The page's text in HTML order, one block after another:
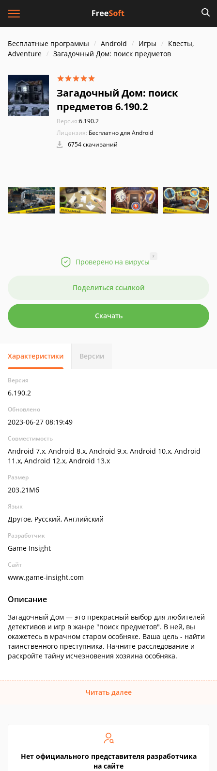
Бесплатные программы Android Игры
Квесты,
Adventure
Загадочный Дом: поиск предметов
Загадочный Дом: поиск
предметов 6.190.2
Версия:6.190.2
Лицензия: Бесплатно для Android
6754 скачиваний
Проверено на вирусы
?
Поделиться ссылкой
Скачать
Характеристики Версии
Версия
6.190.2
Обновлено
2023-06-27 08:19:49
Совместимость
Android 7.x, Android 8.x, Android 9.x, Android 10.x, Android
11.x, Android 12.x, Android 13.x
Размер
203.21Мб
Язык
Другое, Русский, Английский
Разработчик
Game Insight
Сайт
www.game-insight.com
Описание
Загадочный Дом — это прекрасный выбор для любителей
детективов и игр в жанре "поиск предметов". В ней, вы
окажетесь в мрачном старом особняке. Ваша цель - найти
таинственного преступника. Начните расследование и
раскройте тайну исчезновения хозяина особняка.
Читать далее
Нет официального представителя разработчика
на сайте